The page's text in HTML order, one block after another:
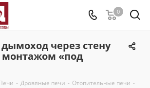
0
через стену
монтажом «под
- Дровяные печи - Отопительные печи -